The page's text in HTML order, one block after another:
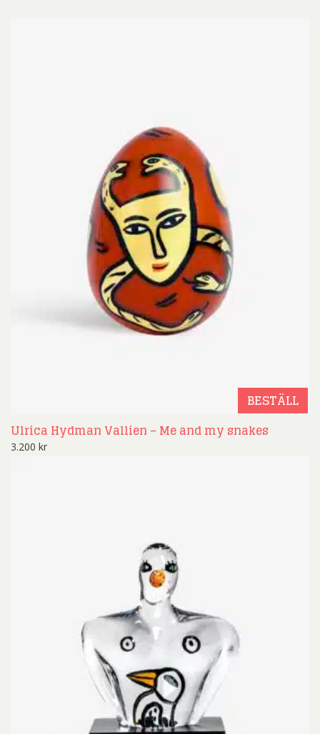
BESTÄLL
Ulrica Hydman Vallien – Me and my snakes
3.200 kr